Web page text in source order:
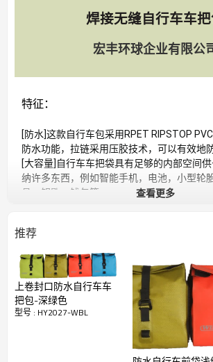
焊接无缝自行车车
宏丰环球企业有限公
特征：
[防水]这款自行车包采用RPET RIPSTOP
防水功能，拉链采用压胶技术，可以有效地防
[大容量]自行车车把袋具有足够的内部空间
纳许多东西，例如智能手机，电池，小型轮
具，钥匙，钱包等。
查看更多
推荐
上卷封口防水自行车车
把包-深绿色
型号 : HY2027-WBL